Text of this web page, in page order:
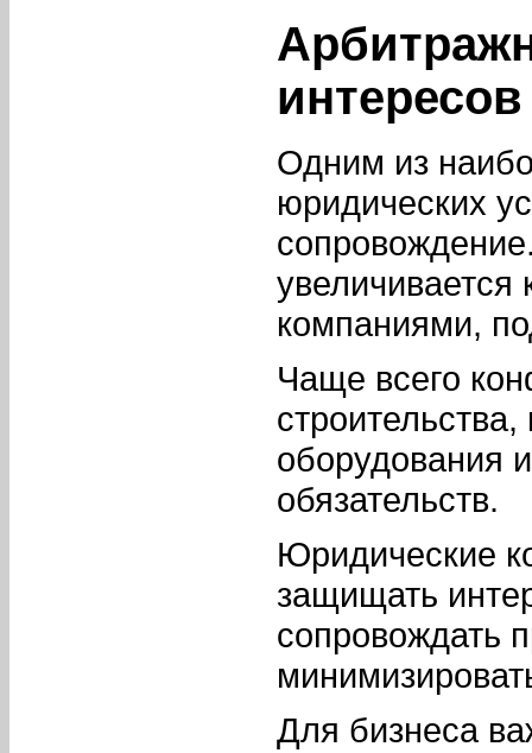
Одним из
юридических
увеличивается
компаниями,
Чаще всего
оборудования
обязательств.
Юридические
защищать
сопровождать
Для бизнеса